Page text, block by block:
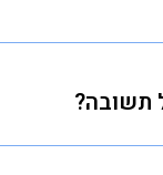
תשובה?